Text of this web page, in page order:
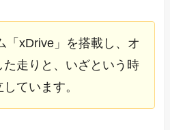
「xDrive」を搭載し、オ
た走りと、いざという時
ています。